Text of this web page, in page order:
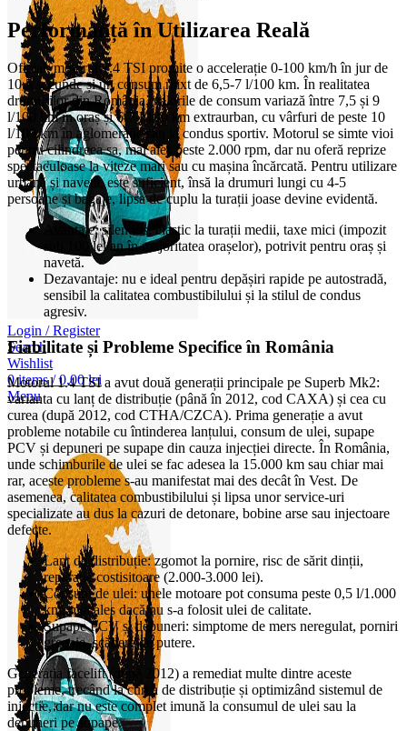
Login / Register
Search
Wishlist
0items / 0,00lei
Menu
Performanță în Utilizarea Reală
Oficial, motorul 1.4 TSI promite o accelerație 0-100 km/h în jur de
10,5 secunde și un consum mixt de 6,5-7 l/100 km. În realitatea
drumurilor din România, valorile de consum variază între 7,5 și 9
l/100 km în oraș și 6-7 l/100 km extraurban, cu vârfuri de peste 10
l/100 km în aglomerație sau la condus sportiv. Motorul se simte vioi
pentru cilindreea sa, mai ales peste 2.000 rpm, dar nu oferă reprize
spectaculoase la viteze mari sau cu mașina încărcată. Pentru utilizare
urbană și navetă, este suficient, însă la drumuri lungi cu 4-5
persoane și bagaje, lipsa de cuplu la turații joase devine evidentă.
Avantaje: silențios, elastic la turații medii, taxe mici (impozit
sub 100 lei/an în majoritatea orașelor), potrivit pentru oraș și
navetă.
Dezavantaje: nu e ideal pentru depășiri rapide pe autostradă,
sensibil la calitatea combustibilului și la stilul de condus
agresiv.
Fiabilitate și Probleme Specifice în România
Motorul 1.4 TSI a avut două generații principale pe Superb Mk2:
varianta cu lanț de distribuție (până în 2012, cod CAXA) și cea cu
curea (după 2012, cod CTHA/CZCA). Prima generație a avut
probleme notabile cu întinderea lanțului, consum de ulei, supape
PCV și depuneri pe supape din cauza injecției directe. În România,
unde schimburile de ulei se fac adesea la 15.000 km sau chiar mai
rar, aceste probleme s-au manifestat mai des decât în Vest. De
asemenea, calitatea combustibilului și lipsa unor service-uri
specializate au dus la cazuri de detonare, bobine arse sau injectoare
defecte.
Lanț de distribuție: zgomot la pornire, risc de sărit dinții,
reparație costisitoare (2.000-3.000 lei).
Consum de ulei: unele motoare pot consuma peste 0,5 l/1.000
km, mai ales dacă nu s-a folosit ulei de calitate.
Supape PCV și depuneri: simptome de mers neregulat, porniri
greoaie, scădere de putere.
Generația facelift (după 2012) a remediat multe dintre aceste
probleme, trecând la curea de distribuție și optimizând sistemul de
injecție, dar nu este complet imună la consumul de ulei sau la
depuneri pe supape.